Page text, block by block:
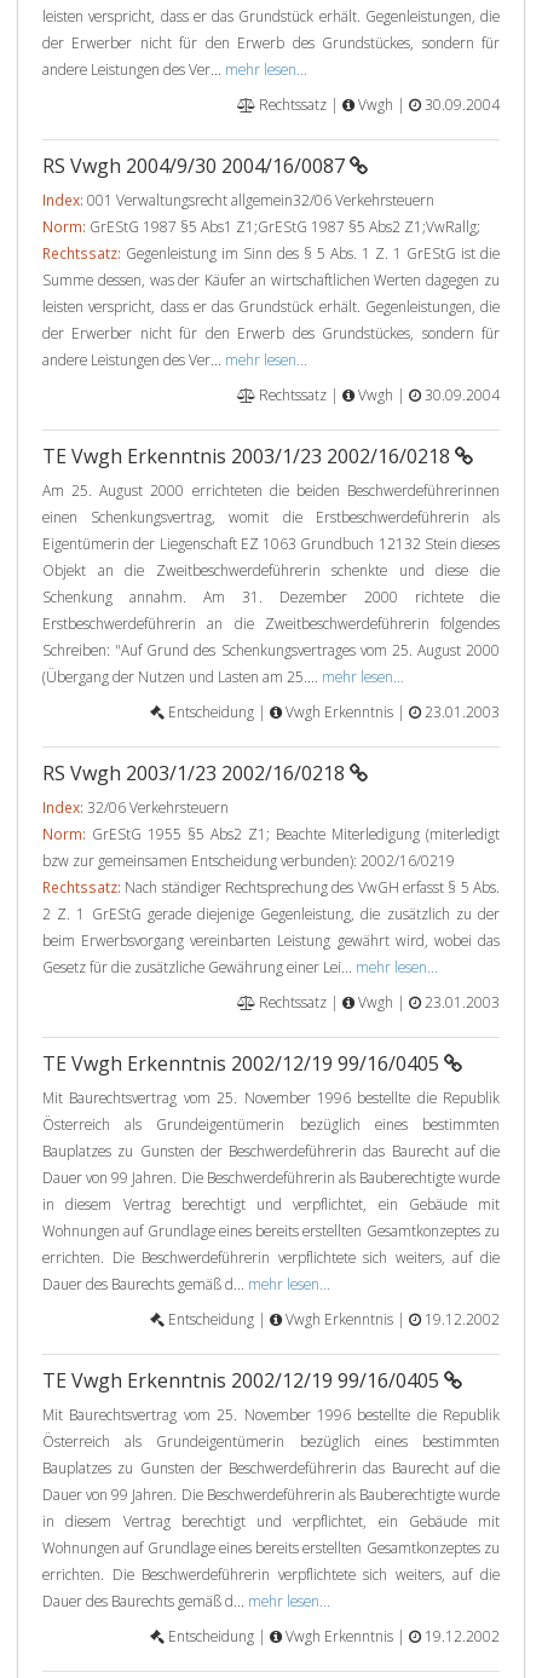
leisten verspricht, dass er das Grundstück erhält. Gegenleistungen, die
der Erwerber nicht für den Erwerb des Grundstückes, sondern für
andere Leistungen des Ver... mehr lesen...
Rechtssatz |
Vwgh | 30.09.2004
RS Vwgh 2004/9/30 2004/16/0087
Index: 001 Verwaltungsrecht allgemein32/06 Verkehrsteuern
Norm: GrEStG 1987 §5 Abs1 Z1;GrEStG 1987 §5 Abs2 Z1;VwRallg;
Rechtssatz: Gegenleistung im Sinn des § 5 Abs. 1 Z. 1 GrEStG ist die
Summe dessen, was der Käufer an wirtschaftlichen Werten dagegen zu
leisten verspricht, dass er das Grundstück erhält. Gegenleistungen, die
der Erwerber nicht für den Erwerb des Grundstückes, sondern für
andere Leistungen des Ver... mehr lesen...
Rechtssatz |
Vwgh | 30.09.2004
TE Vwgh Erkenntnis 2003/1/23 2002/16/0218
Am 25. August 2000 errichteten die beiden Beschwerdeführerinnen
einen Schenkungsvertrag, womit die Erstbeschwerdeführerin als
Eigentümerin der Liegenschaft EZ 1063 Grundbuch 12132 Stein dieses
Objekt an die Zweitbeschwerdeführerin schenkte und diese die
Schenkung annahm. Am 31. Dezember 2000 richtete die
Erstbeschwerdeführerin an die Zweitbeschwerdeführerin folgendes
Schreiben: "Auf Grund des Schenkungsvertrages vom 25. August 2000
(Übergang der Nutzen und Lasten am 25.... mehr lesen...
Entscheidung |
Vwgh Erkenntnis | 23.01.2003
RS Vwgh 2003/1/23 2002/16/0218
Index: 32/06 Verkehrsteuern
Norm: GrEStG 1955 §5 Abs2 Z1; Beachte Miterledigung (miterledigt
bzw zur gemeinsamen Entscheidung verbunden): 2002/16/0219
Rechtssatz: Nach ständiger Rechtsprechung des VwGH erfasst § 5 Abs.
2 Z. 1 GrEStG gerade diejenige Gegenleistung, die zusätzlich zu der
beim Erwerbsvorgang vereinbarten Leistung gewährt wird, wobei das
Gesetz für die zusätzliche Gewährung einer Lei... mehr lesen...
Rechtssatz |
Vwgh | 23.01.2003
TE Vwgh Erkenntnis 2002/12/19 99/16/0405
Mit Baurechtsvertrag vom 25. November 1996 bestellte die Republik
Österreich als Grundeigentümerin bezüglich eines bestimmten
Bauplatzes zu Gunsten der Beschwerdeführerin das Baurecht auf die
Dauer von 99 Jahren. Die Beschwerdeführerin als Bauberechtigte wurde
in diesem Vertrag berechtigt und verpflichtet, ein Gebäude mit
Wohnungen auf Grundlage eines bereits erstellten Gesamtkonzeptes zu
errichten. Die Beschwerdeführerin verpflichtete sich weiters, auf die
Dauer des Baurechts gemäß d... mehr lesen...
Entscheidung |
Vwgh Erkenntnis | 19.12.2002
TE Vwgh Erkenntnis 2002/12/19 99/16/0405
Mit Baurechtsvertrag vom 25. November 1996 bestellte die Republik
Österreich als Grundeigentümerin bezüglich eines bestimmten
Bauplatzes zu Gunsten der Beschwerdeführerin das Baurecht auf die
Dauer von 99 Jahren. Die Beschwerdeführerin als Bauberechtigte wurde
in diesem Vertrag berechtigt und verpflichtet, ein Gebäude mit
Wohnungen auf Grundlage eines bereits erstellten Gesamtkonzeptes zu
errichten. Die Beschwerdeführerin verpflichtete sich weiters, auf die
Dauer des Baurechts gemäß d... mehr lesen...
Entscheidung |
Vwgh Erkenntnis | 19.12.2002